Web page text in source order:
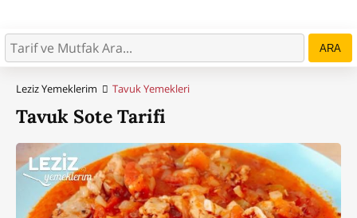
ARA
Leziz Yemeklerim Tavuk Yemekleri
Tavuk Sote Tarifi